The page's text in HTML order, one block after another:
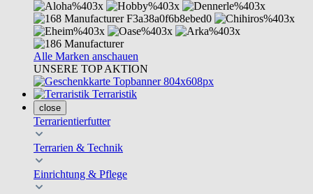
Alle Marken anschauen
UNSERE TOP AKTION
Terraristik
close
Terrarientierfutter
Terrarien & Technik
Einrichtung & Pflege